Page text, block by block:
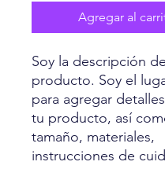
Agregar al
Soy la descripción
producto. Soy el
para agregar
tu producto, así
tamaño, materiales,
instrucciones de